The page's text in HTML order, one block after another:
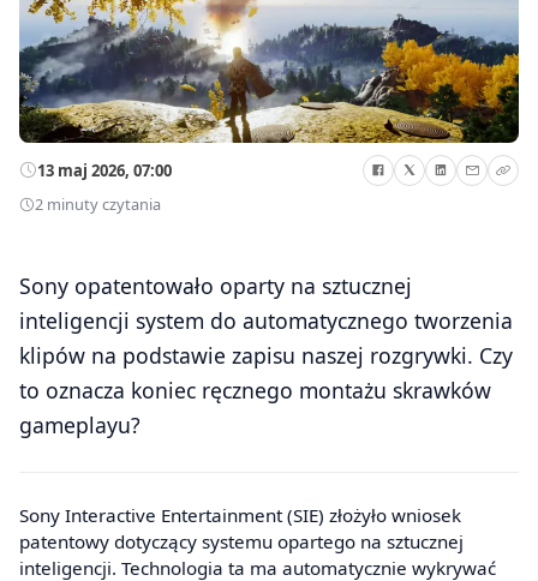
13 maj 2026, 07:00
2 minuty czytania
Sony opatentowało oparty na sztucznej
inteligencji system do automatycznego tworzenia
klipów na podstawie zapisu naszej rozgrywki. Czy
to oznacza koniec ręcznego montażu skrawków
gameplayu?
Sony Interactive Entertainment (SIE) złożyło wniosek
patentowy dotyczący systemu opartego na sztucznej
inteligencji. Technologia ta ma automatycznie wykrywać